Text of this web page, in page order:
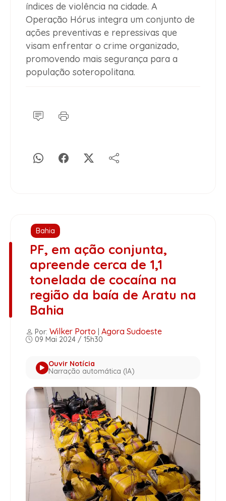
índices de violência na cidade. A
Operação Hórus integra um conjunto de
ações preventivas e repressivas que
visam enfrentar o crime organizado,
promovendo mais segurança para a
população soteropolitana.
Bahia
PF, em ação conjunta,
apreende cerca de 1,1
tonelada de cocaína na
região da baía de Aratu na
Bahia
Por: Wilker Porto Agora Sudoeste
09 Mai 2024 / 15h30
Ouvir Notícia
Narração automática (IA)